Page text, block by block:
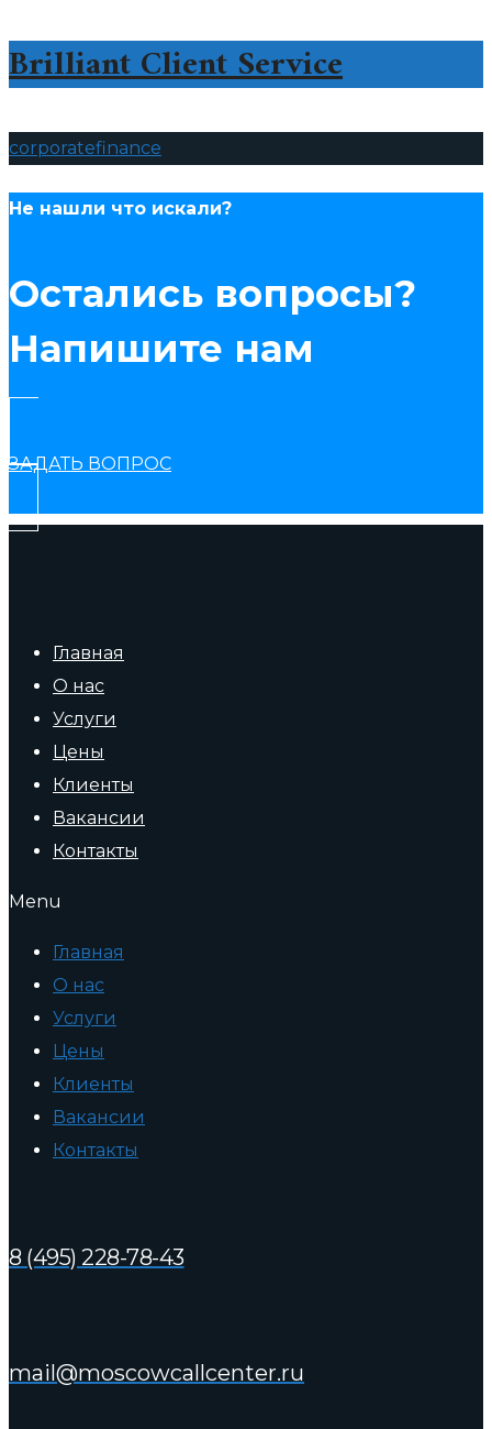
Brilliant Client Service
corporatefinance
Не нашли что искали?
Остались вопросы?
Напишите нам
ЗАДАТЬ ВОПРОС
Главная
О нас
Услуги
Цены
Клиенты
Вакансии
Контакты
Menu
Главная
О нас
Услуги
Цены
Клиенты
Вакансии
Контакты
8 (495) 228-78-43
mail@moscowcallcenter.ru